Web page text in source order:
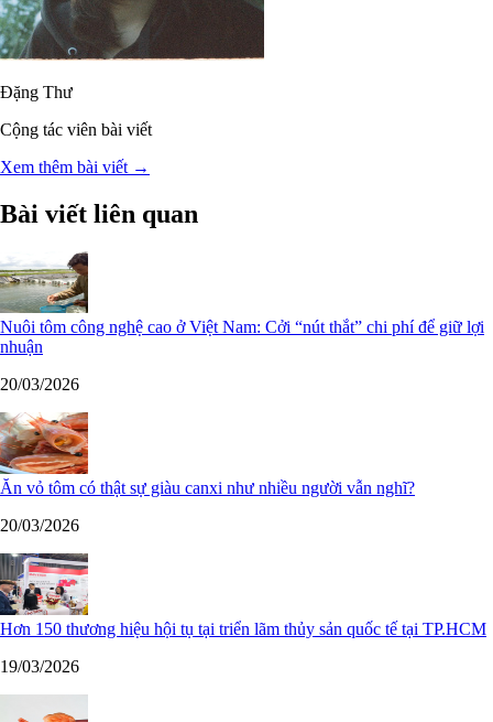
Đặng Thư
Cộng tác viên bài viết
Xem thêm bài viết →
Bài viết liên quan
Nuôi tôm công nghệ cao ở Việt Nam: Cởi “nút thắt” chi phí để giữ lợi
nhuận
20/03/2026
Ăn vỏ tôm có thật sự giàu canxi như nhiều người vẫn nghĩ?
20/03/2026
Hơn 150 thương hiệu hội tụ tại triển lãm thủy sản quốc tế tại TP.HCM
19/03/2026